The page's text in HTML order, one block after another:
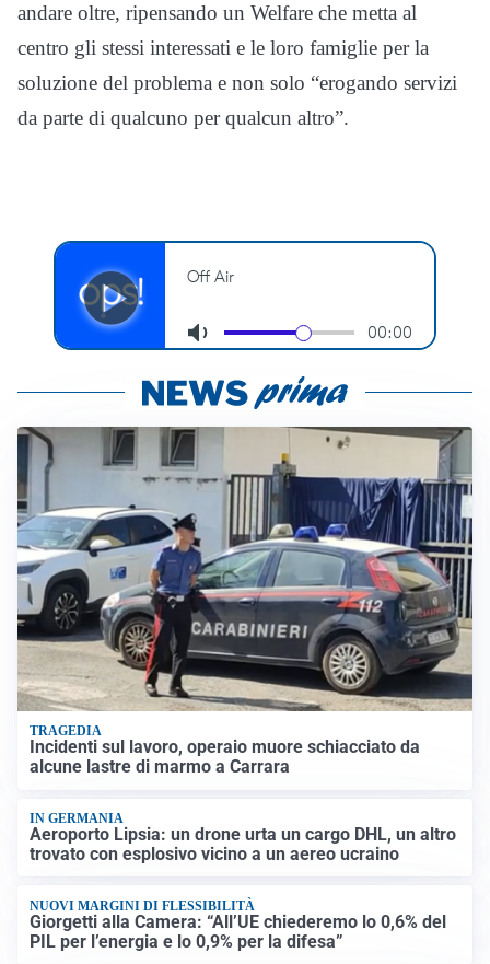
andare oltre, ripensando un Welfare che metta al
centro gli stessi interessati e le loro famiglie per la
soluzione del problema e non solo “erogando servizi
da parte di qualcuno per qualcun altro”.
TRAGEDIA
Incidenti sul lavoro, operaio muore schiacciato da
alcune lastre di marmo a Carrara
IN GERMANIA
Aeroporto Lipsia: un drone urta un cargo DHL, un altro
trovato con esplosivo vicino a un aereo ucraino
NUOVI MARGINI DI FLESSIBILITÀ
Giorgetti alla Camera: “All’UE chiederemo lo 0,6% del
PIL per l’energia e lo 0,9% per la difesa”